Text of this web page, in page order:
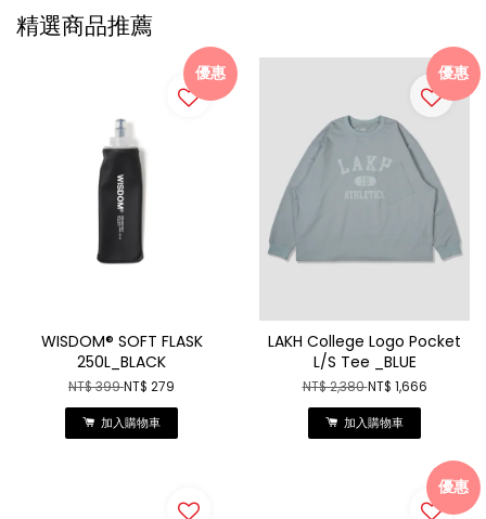
精選商品推薦
優惠
WISDOM® SOFT FLASK
250L_BLACK
NT$ 399NT$ 279
加入購物車
優惠
LAKH College Logo Pocket
L/S Tee _BLUE
NT$ 2,380NT$ 1,666
加入購物車
優惠